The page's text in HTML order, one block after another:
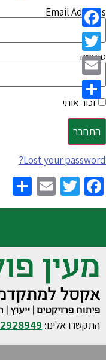
Email Address
סיסמה
זכור אותי
Lost your password?
Facebook
Twitter
Email
התקשרו אלינו:
Facebook
Twitter
Email
Share